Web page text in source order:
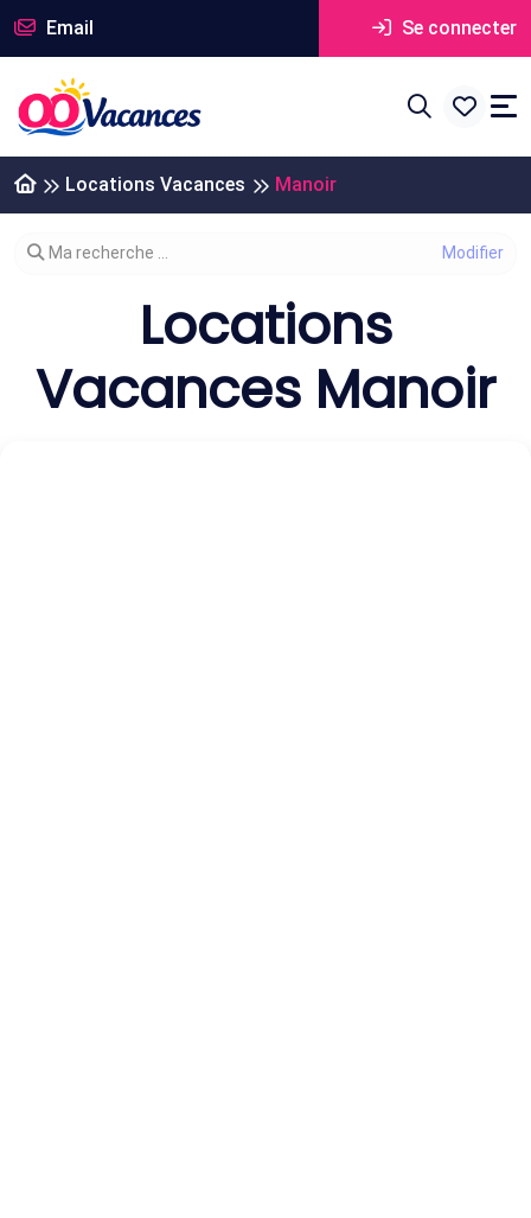
Email Se connecter
Locations Vacances Manoir
Modifier votre recherche
Ma recherche ...
Locations
Vacances Manoir